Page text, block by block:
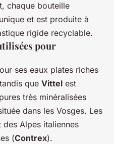
chaque bouteille
et est produite à
rigide recyclable.
pour
ses eaux plates riches
que Vittel est
très minéralisées
dans les Vosges. Les
Alpes italiennes
(Contrex).